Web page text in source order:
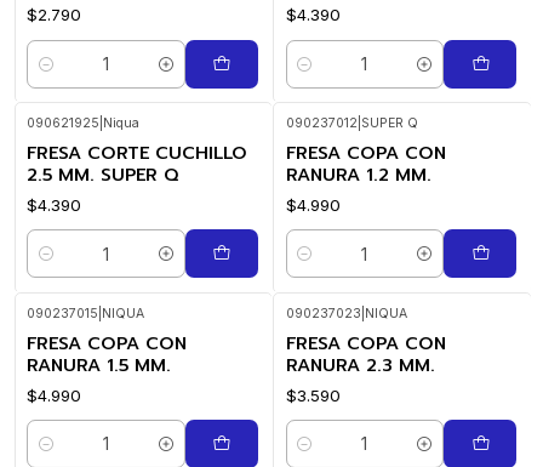
$2.790
Cantidad
$4.390
Cantidad
090621925 Niqua
FRESA CORTE CUCHILLO
2.5 MM. SUPER Q
$4.390
Cantidad
090237012 SUPER Q
FRESA COPA CON
RANURA 1.2 MM.
$4.990
Cantidad
090237015 NIQUA
FRESA COPA CON
RANURA 1.5 MM.
$4.990
Cantidad
090237023 NIQUA
FRESA COPA CON
RANURA 2.3 MM.
$3.590
Cantidad